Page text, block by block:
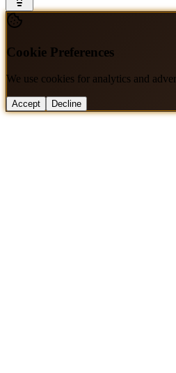
Cookie Preferences
We use cookies for analytics and
Accept Decline